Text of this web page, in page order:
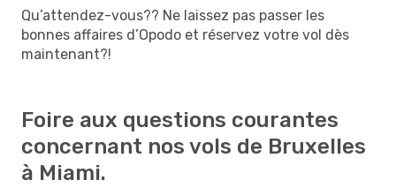
Qu’attendez-vous?? Ne laissez pas passer les
bonnes affaires d’Opodo et réservez votre vol dès
maintenant?!
Foire aux questions courantes
concernant nos vols de Bruxelles
à Miami.